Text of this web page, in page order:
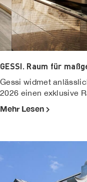
GESSI. Raum für
Gessi widmet
2026 einen exklusive
Mehr Lesen